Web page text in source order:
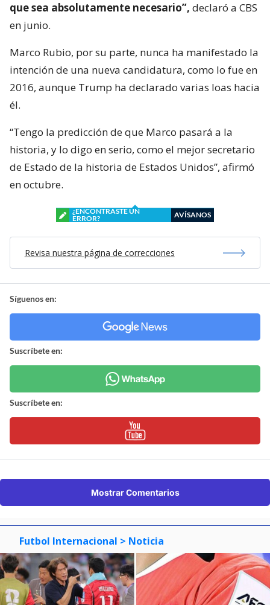
que sea absolutamente necesario”, declaró a CBS
en junio.
Marco Rubio, por su parte, nunca ha manifestado la
intención de una nueva candidatura, como lo fue en
2016, aunque Trump ha declarado varias loas hacia
él.
“Tengo la predicción de que Marco pasará a la
historia, y lo digo en serio, como el mejor secretario
de Estado de la historia de Estados Unidos”, afirmó
en octubre.
¿ENCONTRASTE UN
ERROR?
AVÍSANOS
Revisa nuestra página de correcciones
Síguenos en:
Suscríbete en:
Suscríbete en:
Mostrar Comentarios
Futbol Internacional > Noticia